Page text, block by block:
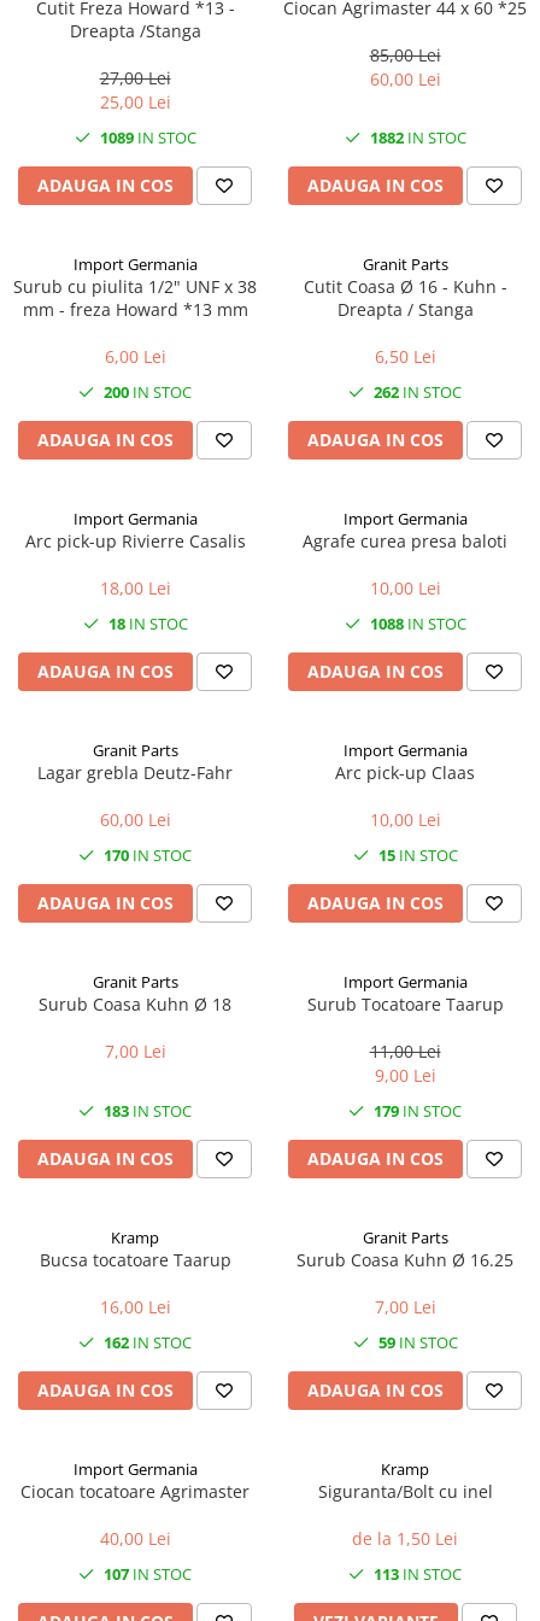
1.5.3. Garnituri
1.5.4. Piese de schimb pentru
1.5.5. Pistoane & camasi piston
1.5.7. Filtre
1.5.9. Chiulasa si supape
1.5.10. Distributie si accesorii
1.6.1. Acumulatori
1.6.2. Alternatoare
1.6.3. Instalații de Iluminat
1.6.8. Echipamente & aparate de
1.6.5. Întrerupătoare
1.6.6 Priza & Stechere
1.7. Sisteme de franare
1.7.1 Cablu frana
1.7.2. Placute de frana
1.7.3. Simeringuri sistem franare
1.7.5. O-ring frana
1.8. Transmisie
1.8.1. Prize de putere
1.8.3. Ambreiaje
1.8.4. Transmisie punte spate
(2x4)
2.4.3. Prese de Balotat
2.4.4. Combine
2.5.2. Garduri electrice
2.5.4. Accesorii insilozare si
malaxoare furaje
BCS
Deutz-Fahr
2.6. Incarcatoare frontale
2.6.1. Echipamente atasabile
2.7. Roti, anvelope & jante
2.7.1. Cauciucuri
2.7.2. Camere
2.7.3. Accesorii
de transport
Cutit Freza Howard *13 -
Dreapta /Stanga
27,00 Lei
25,00 Lei
1089IN STOC
ADAUGA IN COS
Ciocan Agrimaster 44 x 60 *25
85,00 Lei
60,00 Lei
1882IN STOC
ADAUGA IN COS
Import Germania
Surub cu piulita 1/2" UNF x 38
mm - freza Howard *13 mm
6,00 Lei
200 IN STOC
ADAUGA IN COS
Granit Parts
Cutit Coasa Ø 16 - Kuhn -
Dreapta / Stanga
6,50 Lei
262 IN STOC
ADAUGA IN COS
Import Germania
Arc pick-up Rivierre Casalis
18,00 Lei
18IN STOC
ADAUGA IN COS
Import Germania
Agrafe curea presa baloti
10,00 Lei
1088IN STOC
ADAUGA IN COS
Granit Parts
Lagar grebla Deutz-Fahr
60,00 Lei
170 IN STOC
ADAUGA IN COS
Import Germania
Arc pick-up Claas
10,00 Lei
15IN STOC
ADAUGA IN COS
Granit Parts
Surub Coasa Kuhn Ø 18
7,00 Lei
183 IN STOC
ADAUGA IN COS
Import Germania
Surub Tocatoare Taarup
11,00 Lei
9,00 Lei
179 IN STOC
ADAUGA IN COS
Kramp
Bucsa tocatoare Taarup
16,00 Lei
162 IN STOC
ADAUGA IN COS
Granit Parts
Surub Coasa Kuhn Ø 16.25
7,00 Lei
59IN STOC
ADAUGA IN COS
Import Germania
Ciocan tocatoare Agrimaster
40,00 Lei
107 IN STOC
Kramp
Siguranta/Bolt cu inel
de la 1,50 Lei
113 IN STOC